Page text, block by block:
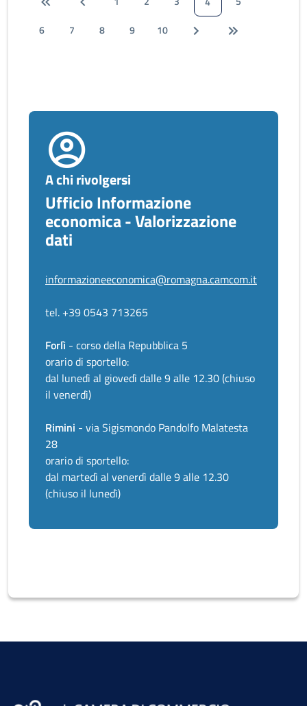
6
7 8 9 10
A chi rivolgersi
Ufficio Informazione
economica - Valorizzazione
dati
informazioneeconomica@romagna.camcom.it
tel. +39 0543 713265
Forlì - corso della Repubblica 5
orario di sportello:
dal lunedì al giovedì dalle 9 alle 12.30 (chiuso
il venerdì)
Rimini - via Sigismondo Pandolfo Malatesta
28
orario di sportello:
dal martedì al venerdì dalle 9 alle 12.30
(chiuso il lunedì)